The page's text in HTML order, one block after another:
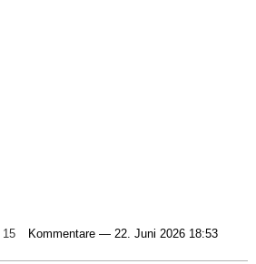
15 Kommentare — 22. Juni 2026 18:53